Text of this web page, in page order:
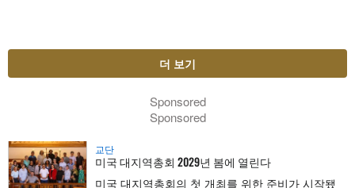
더 보기
Sponsored
Sponsored
교단
미국 대지역총회 2029년 봄에 열린다
미국 대지역총회의 첫 개최를 위한 준비가 시작됐